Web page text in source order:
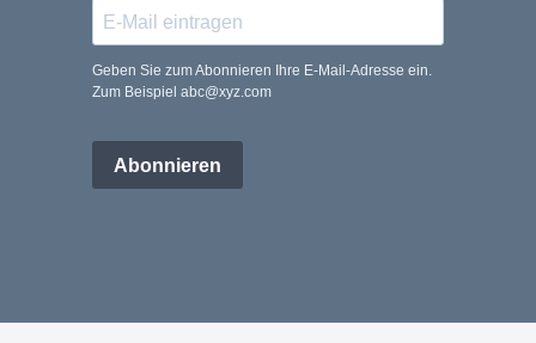
Geben Sie zum Abonnieren Ihre E-Mail-Adresse ein.
Zum Beispiel abc@xyz.com
Abonnieren